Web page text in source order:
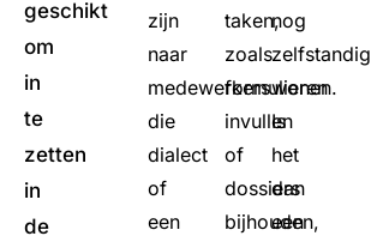
geschikt
om
in
te
zetten
in
de
zijn
naar
medewerkers
die
dialect
of
een
taken,
zoals
formulieren
invullen
of
dossiers
bijhouden,
nog
zelfstandig
wonen.
Is
het
dan
een